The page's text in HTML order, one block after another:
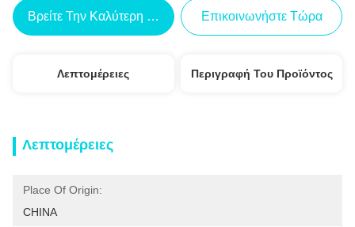
Βρείτε Την Καλύτερη Τιμή Επικοινωνήστε Τώρα
Λεπτομέρειες Περιγραφή Του Προϊόντος
Λεπτομέρειες
Place Of Origin:
CHINA